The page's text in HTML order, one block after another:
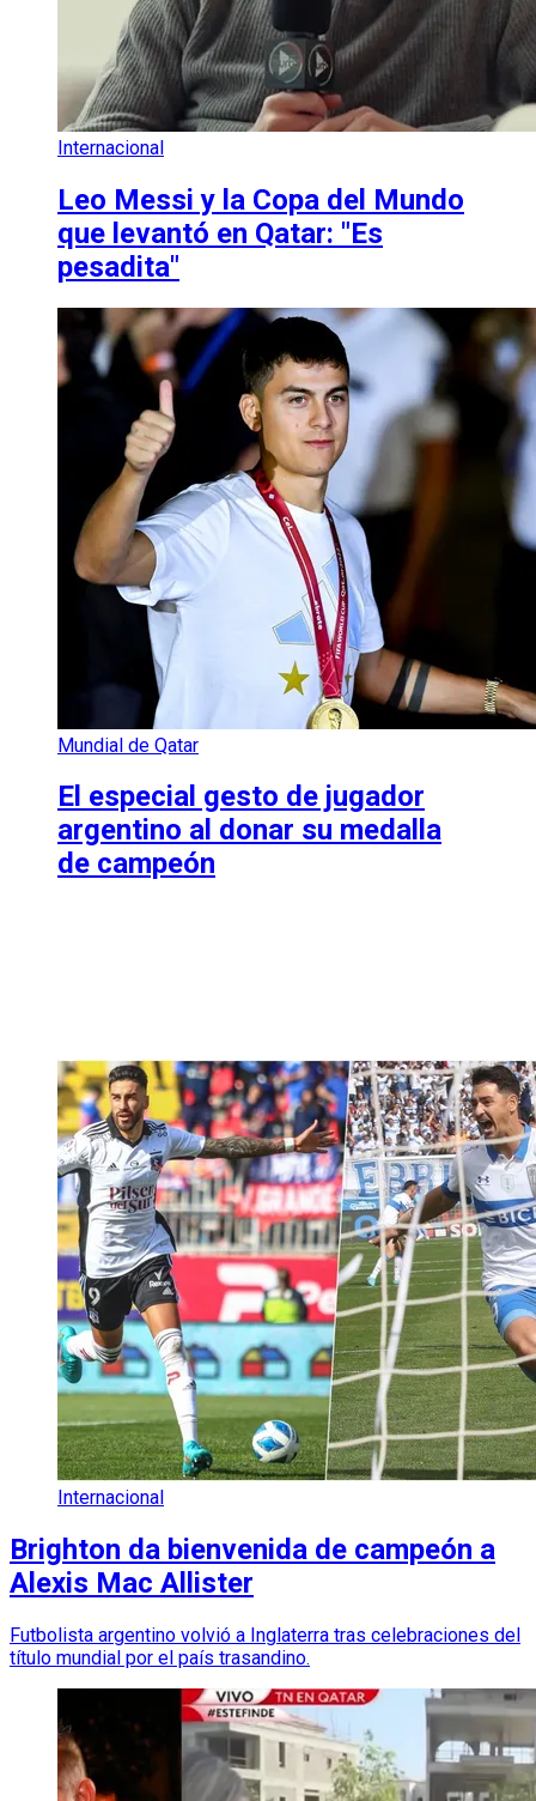
Internacional
Leo Messi y la Copa del Mundo
que levantó en Qatar: "Es
pesadita"
Mundial de Qatar
El especial gesto de jugador
argentino al donar su medalla
de campeón
Internacional
Brighton da bienvenida de campeón a
Alexis Mac Allister
Futbolista argentino volvió a Inglaterra tras celebraciones del
título mundial por el país trasandino.